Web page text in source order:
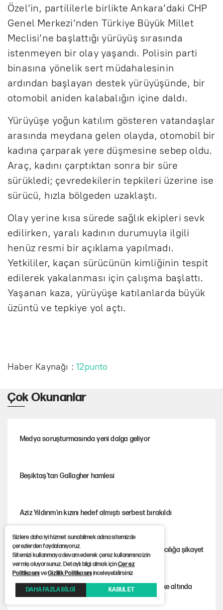
Özel’in, partililerle birlikte Ankara’daki CHP
Genel Merkezi’nden Türkiye Büyük Millet
Meclisi’ne başlattığı yürüyüş sırasında
istenmeyen bir olay yaşandı. Polisin parti
binasına yönelik sert müdahalesinin
ardından başlayan destek yürüyüşünde, bir
otomobil aniden kalabalığın içine daldı.
Yürüyüşe yoğun katılım gösteren vatandaşlar
arasında meydana gelen olayda, otomobil bir
kadına çarparak yere düşmesine sebep oldu.
Araç, kadını çarptıktan sonra bir süre
sürükledi; çevredekilerin tepkileri üzerine ise
sürücü, hızla bölgeden uzaklaştı.
Olay yerine kısa sürede sağlık ekipleri sevk
edilirken, yaralı kadının durumuyla ilgili
henüz resmi bir açıklama yapılmadı.
Yetkililer, kaçan sürücünün kimliğinin tespit
edilerek yakalanması için çalışma başlattı.
Yaşanan kaza, yürüyüşe katılanlarda büyük
üzüntü ve tepkiye yol açtı.
Haber Kaynağı :12punto
Çok Okunanlar
Medya soruşturmasında yeni dalga geliyor
Beşiktaş’tan Gallagher hamlesi
Aziz Yıldırım'ın kızını hedef almıştı serbest bırakıldı
Gürsel Tekin'den YENİ Parti’li genç hakkında savcılığa şikayet
İstanbul’un ciğerleri Belgrad Ormanı büyük tehlike altında
Sizlere daha iyi hizmet sunabilmek adına sitemizde
çerezlerden faydalanıyoruz.
Sitemizi kullanmaya devam ederek çerez kullanımına izin
vermiş oluyorsunuz. Detaylı bilgi almak içinÇerez
PolitikasınıveGizlilik Politikasınıinceleyebilirsiniz
DAHA FAZLA BİLGİ KABUL ET